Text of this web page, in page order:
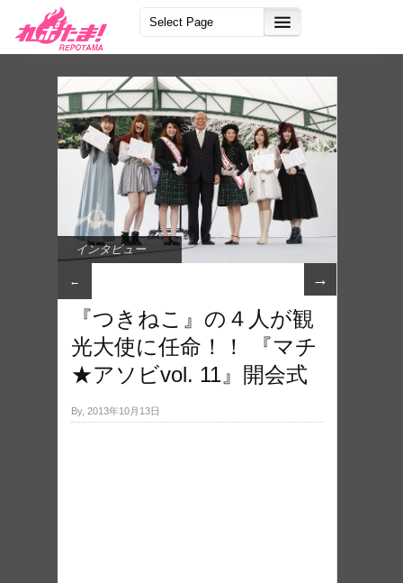
インタビュー
← →
『つきねこ』の４人が観
光大使に任命！！ 『マチ
★アソビvol. 11』開会式
By, 2013年10月13日